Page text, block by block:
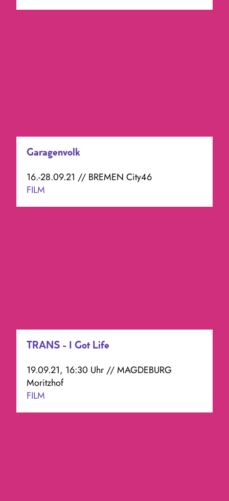
Garagenvolk
16.-28.09.21 // BREMEN City46
FILM
TRANS - I Got Life
19.09.21, 16:30 Uhr // MAGDEBURG
Moritzhof
FILM